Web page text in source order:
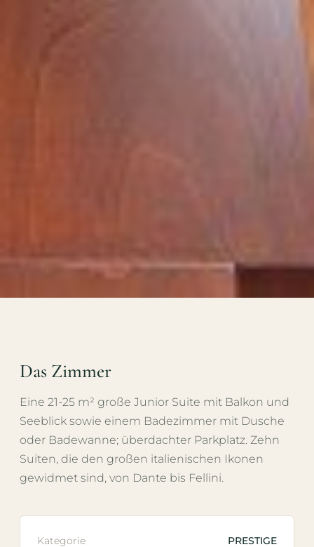
Das Zimmer
Eine 21-25 m² große Junior Suite mit Balkon und
Seeblick sowie einem Badezimmer mit Dusche
oder Badewanne; überdachter Parkplatz. Zehn
Suiten, die den großen italienischen Ikonen
gewidmet sind, von Dante bis Fellini.
Kategorie PRESTIGE